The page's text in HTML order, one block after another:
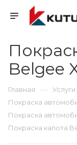
Belgee
Главная — Услуги
Покраска
Покраска
Покраска капота